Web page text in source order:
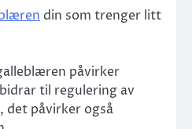
din som trenger litt
påvirker
til regulering av
påvirker også